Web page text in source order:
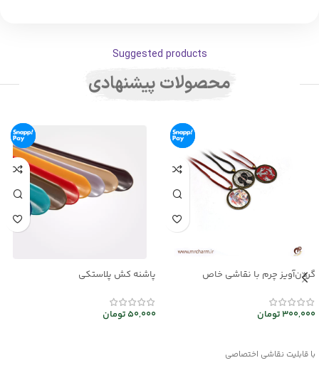
Suggested products
محصولات پیشنهادی
گردن‌آویز چرم با نقاشی خاص
300,000تومان
با قابلیت نقاشی اختصاصی
پاشنه کش پلاستکی
50,000تومان